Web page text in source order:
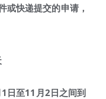
或快递提交的申请，
1 日至11 月2日之间到